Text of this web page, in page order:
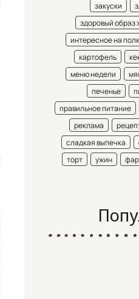
закуски
здоровый образ
интересное на
картофель
меню недели
печенье
правильное питание
реклама
сладкая выпечка
торт
ужин